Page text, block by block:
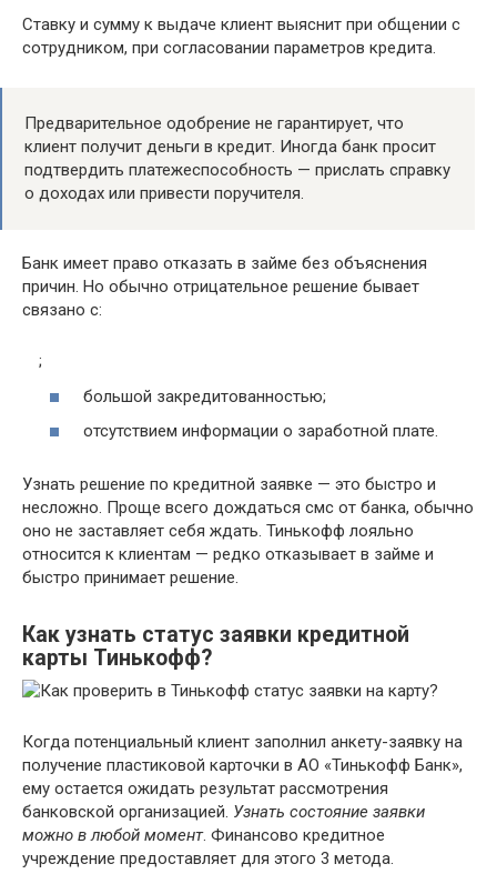
Ставку и сумму к выдаче клиент выяснит при общении с
сотрудником, при согласовании параметров кредита.
Предварительное одобрение не гарантирует, что
клиент получит деньги в кредит. Иногда банк просит
подтвердить платежеспособность — прислать справку
о доходах или привести поручителя.
Банк имеет право отказать в займе без объяснения
причин. Но обычно отрицательное решение бывает
связано с:
;
большой закредитованностью;
отсутствием информации о заработной плате.
Узнать решение по кредитной заявке — это быстро и
несложно. Проще всего дождаться смс от банка, обычно
оно не заставляет себя ждать. Тинькофф лояльно
относится к клиентам — редко отказывает в займе и
быстро принимает решение.
Как узнать статус заявки кредитной
карты Тинькофф?
Когда потенциальный клиент заполнил анкету-заявку на
получение пластиковой карточки в АО «Тинькофф Банк»,
ему остается ожидать результат рассмотрения
банковской организацией. Узнать состояние заявки
можно в любой момент. Финансово кредитное
учреждение предоставляет для этого 3 метода.